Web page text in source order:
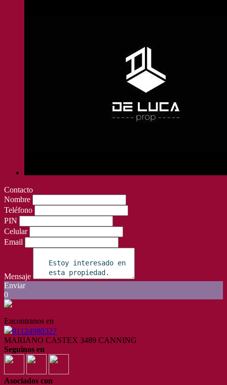
Contacto
Nombre
Teléfono
PIN
Celular
Email
Mensaje
Enviar
0
Encontranos en
01124980327
MARIANO CASTEX 3489 CANNING
Seguinos en
Asociados con